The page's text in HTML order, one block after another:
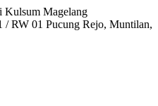
Kulsum Magelang
/ RW 01 Pucung Rejo, Muntilan,